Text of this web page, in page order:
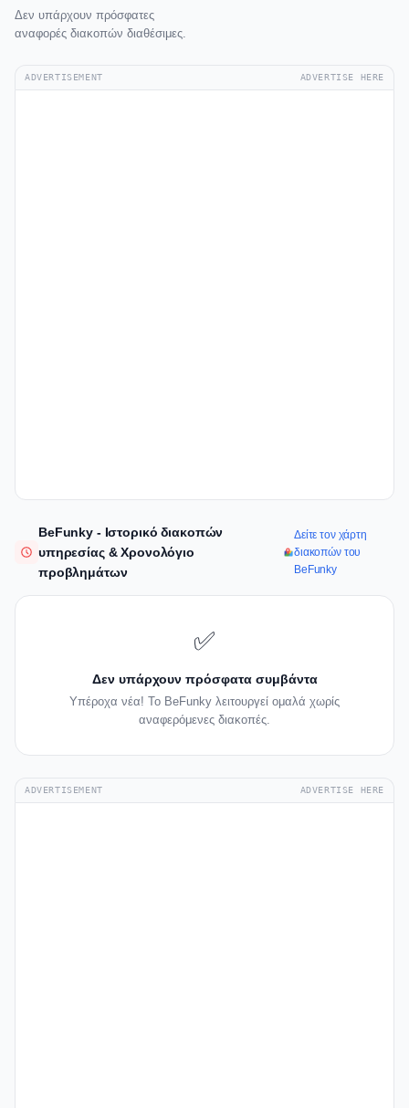
Δεν υπάρχουν πρόσφατες
αναφορές διακοπών διαθέσιμες.
ADVERTISEMENT ADVERTISE HERE
BeFunky - Ιστορικό διακοπών
υπηρεσίας & Χρονολόγιο
προβλημάτων
Δείτε τον χάρτη
διακοπών του
BeFunky
✅
Δεν υπάρχουν πρόσφατα συμβάντα
Υπέροχα νέα! Το BeFunky λειτουργεί ομαλά χωρίς
αναφερόμενες διακοπές.
ADVERTISEMENT ADVERTISE HERE